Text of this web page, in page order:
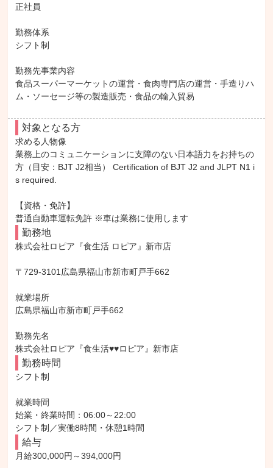
正社員
勤務体系
シフト制
勤務先事業内容
食品スーパーマーケットの運営・食肉専門店の運営・手造りハ
ム・ソーセージ等の製造販売・食品の輸入貿易
対象となる方
求める人物像
業務上のコミュニケーションに支障のない日本語力をお持ちの
方（目安：BJT J2相当） Certification of BJT J2 and JLPT N1 i
s required.
【資格・免許】
普通自動車運転免許 ※車は業務に使用します
勤務地
株式会社ロピア『食生活 ロピア』新市店
〒729-3101広島県福山市新市町戸手662
就業場所
広島県福山市新市町戸手662
勤務先名
株式会社ロピア『食生活♥♥ロピア』新市店
勤務時間
シフト制
就業時間
始業・終業時間：06:00～22:00
シフト制／実働8時間・休憩1時間
給与
月給300,000円～394,000円